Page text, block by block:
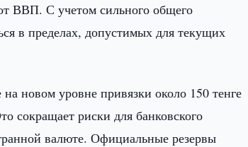
ВВП. С учетом сильного общего
в пределах, допустимых для текущих
новом уровне привязки около 150 тенге
сокращает риски для банковского
валюте. Официальные резервы